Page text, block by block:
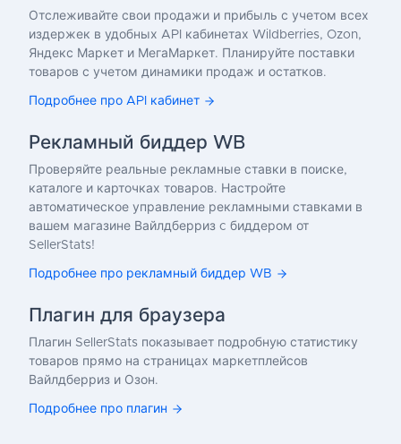
Отслеживайте свои продажи и прибыль с учетом всех
издержек в удобных API кабинетах Wildberries, Ozon,
Яндекс Маркет и МегаМаркет. Планируйте поставки
товаров с учетом динамики продаж и остатков.
Подробнее про API кабинет
Рекламный биддер WB
Проверяйте реальные рекламные ставки в поиске,
каталоге и карточках товаров. Настройте
автоматическое управление рекламными ставками в
вашем магазине Вайлдберриз c биддером от
SellerStats!
Подробнее про рекламный биддер WB
Плагин для браузера
Плагин SellerStats показывает подробную статистику
товаров прямо на страницах маркетплейсов
Вайлдберриз и Озон.
Подробнее про плагин